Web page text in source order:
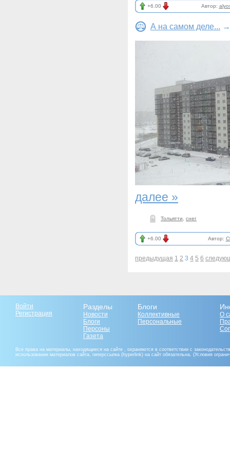
+6.00 Автор:
А на самом деле...
далее »
Тольятти снег
+6.00 Автор:
предыдущая 1 2 3 4 5 6
Войти
Регистрация
Разделы
Новости
Блоги
Персоны
Газета
Блоги
Коллективные
Персональные
О
Все права на материалы, находящиеся на сайте , охраняются в соответствии с
использовании материалов сайта, гиперссылка (hyperlink) на сайт обязательна. (Условия